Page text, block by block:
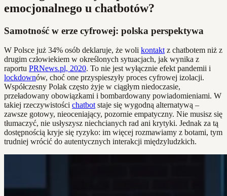
emocjonalnego u chatbotów?
Samotność w erze cyfrowej: polska perspektywa
W Polsce już 34% osób deklaruje, że woli kontakt z chatbotem niż z
drugim człowiekiem w określonych sytuacjach, jak wynika z
raportu PRNews.pl, 2020. To nie jest wyłącznie efekt pandemii i
lockdownów, choć one przyspieszyły proces cyfrowej izolacji.
Współczesny Polak często żyje w ciągłym niedoczasie,
przeładowany obowiązkami i bombardowany powiadomieniami. W
takiej rzeczywistości chatbot staje się wygodną alternatywą –
zawsze gotowy, nieoceniający, pozornie empatyczny. Nie musisz się
tłumaczyć, nie usłyszysz niechcianych rad ani krytyki. Jednak za tą
dostępnością kryje się ryzyko: im więcej rozmawiamy z botami, tym
trudniej wrócić do autentycznych interakcji międzyludzkich.